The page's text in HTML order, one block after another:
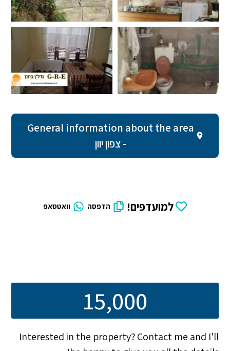
General information about the area
- צפון יוון
למועדפים! הדפסה וואטסאפ
15,000
Interested in the property? Contact me and I'll